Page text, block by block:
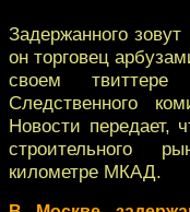
Задержанного
он торговец
своем твиттере
Следственного
Новости передает,
строительного
километре МКАД.